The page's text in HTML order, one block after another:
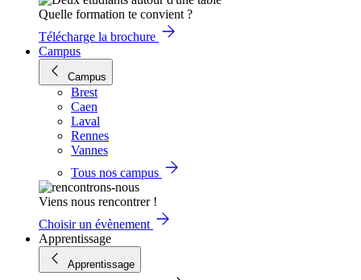
Quelle formation te convient ?
Télécharge la brochure
Campus
Campus
Brest
Caen
Laval
Rennes
Vannes
Tous nos campus
Viens nous rencontrer !
Choisir un évènement
Apprentissage
Apprentissage